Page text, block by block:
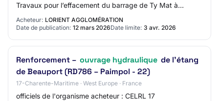
Travaux pour l’effacement du barrage de Ty Mat à
Inzinzac-Lochrist Objet : Travaux po…
Acheteur: LORIENT AGGLOMÉRATION
Date de publication: 12 mars 2026Date limite: 3 avr. 2026
Renforcement – ouvrage hydraulique de l’étang
de Beauport (RD786 – Paimpol - 22)
17-Charente-Maritime · West Europe · France
officiels de l'organisme acheteur : CELRL 17